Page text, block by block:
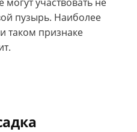
участвовать не
пузырь. Наиболее
таком признаке